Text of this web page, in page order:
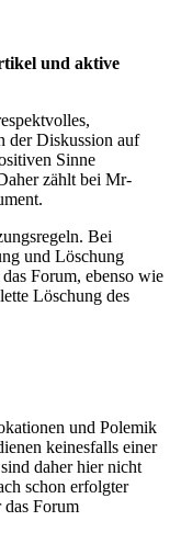
und aktive
der Diskussion auf
Sinne
zählt bei Mr-
Bei
und Löschung
Forum, ebenso wie
Löschung des
und Polemik
keinesfalls einer
daher hier nicht
schon erfolgter
Forum